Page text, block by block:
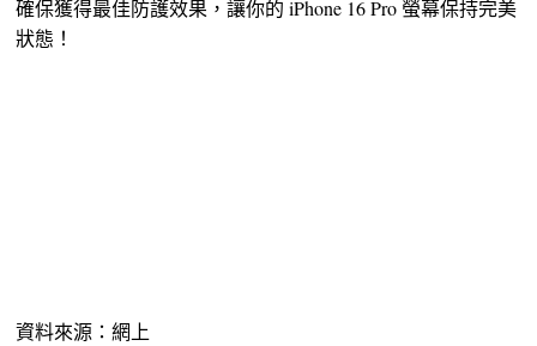
確保獲得最佳防護效果，讓你的 iPhone 16 Pro 螢幕保持完美
狀態！
資料來源：網上